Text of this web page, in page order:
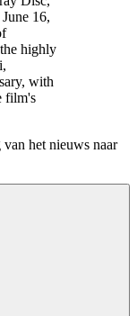
16,
highly
with
film's
het nieuws naar